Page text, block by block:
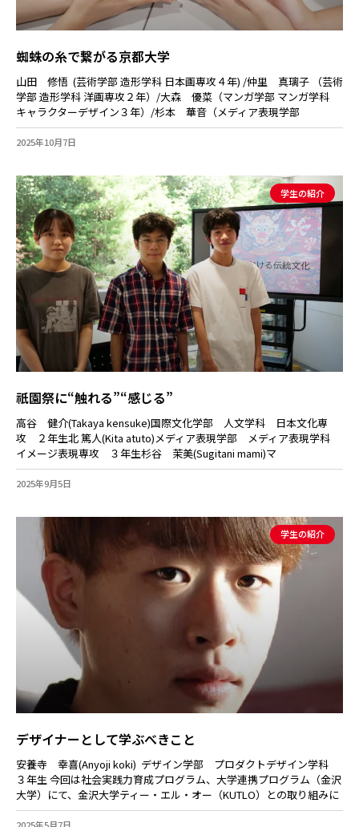
蜘蛛の糸で繋がる京都大学
山田 修悟 (芸術学部 造形学科 日本画専攻４年) /仲里 真璃子 （芸術
学部 造形学科 洋画専攻２年）/大森 優菜（マンガ学部 マンガ学科
キャラクターデザイン３年）/杉本 華音（メディア表現学部
2025年10月7日
学生の紹介
祇園祭に“触れる”“感じる”
高谷 健介(Takaya kensuke)国際文化学部 人文学科 日本文化専
攻 ２年生北 篤人(Kita atuto)メディア表現学部 メディア表現学科
イメージ表現専攻 ３年生杉谷 茉美(Sugitani mami)マ
2025年9月5日
学生の紹介
デザイナーとして学ぶべきこと
安養寺 幸喜(Anyoji koki) デザイン学部 プロダクトデザイン学科
３年生 今回は社会実践力育成プログラム、大学連携プログラム（金沢
大学）にて、金沢大学ティー・エル・オー（KUTLO）との取り組みに
2025年5月7日